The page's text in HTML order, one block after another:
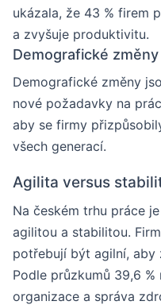
ukázala, že 43 % firem
a zvyšuje produktivitu.
Demografické
Demografické změny
nové požadavky na
aby se firmy
všech generací.
Agilita versus
Na českém trhu práce
agilitou a stabilitou.
potřebují být agilní, aby
Podle průzkumů 39,6
organizace a správa